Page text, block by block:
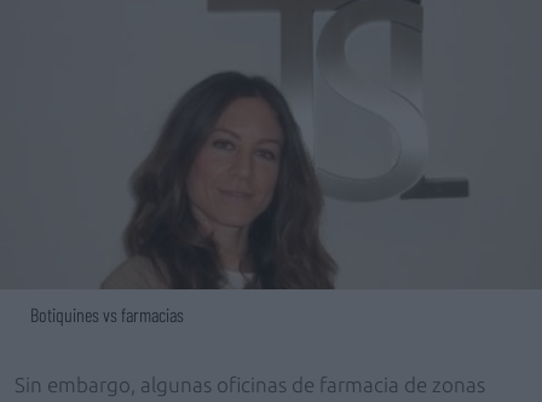
Botiquines vs farmacias
Sin embargo, algunas oficinas de farmacia de zonas